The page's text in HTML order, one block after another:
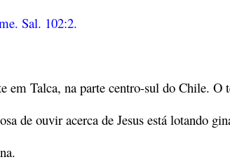
Sal. 102:2.
em Talca, na parte centro-sul do Chile. O
de ouvir acerca de Jesus está lotando